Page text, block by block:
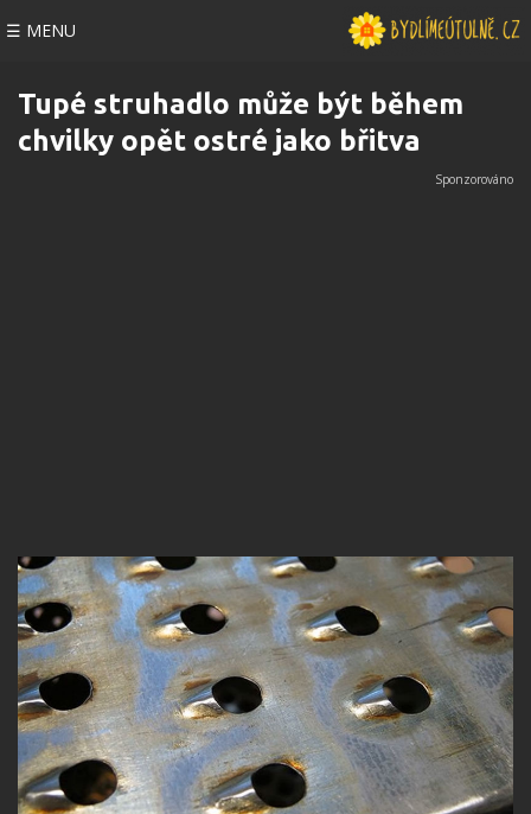
☰ MENU
Tupé struhadlo může být během
chvilky opět ostré jako břitva